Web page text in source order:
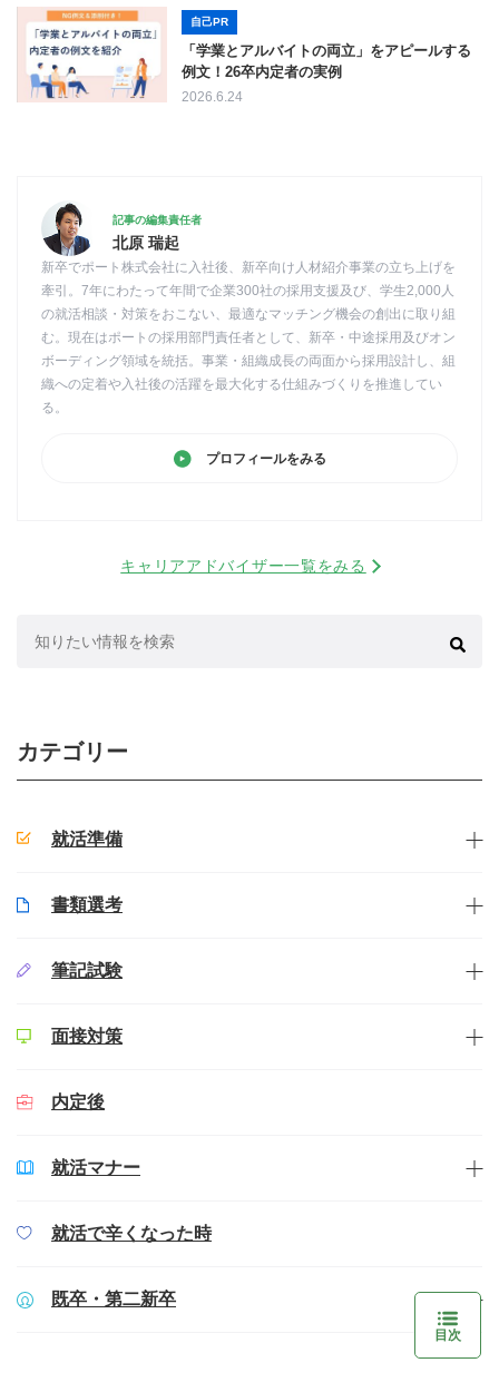
自己PR
「学業とアルバイトの両立」をアピールする
例文！26卒内定者の実例
2026.6.24
記事の編集責任者
北原 瑞起
新卒でポート株式会社に入社後、新卒向け人材紹介事業の立ち上げを
牽引。7年にわたって年間で企業300社の採用支援及び、学生2,000人
の就活相談・対策をおこない、最適なマッチング機会の創出に取り組
む。現在はポートの採用部門責任者として、新卒・中途採用及びオン
ボーディング領域を統括。事業・組織成長の両面から採用設計し、組
織への定着や入社後の活躍を最大化する仕組みづくりを推進してい
る。
プロフィールをみる
キャリアアドバイザー一覧をみる
カテゴリー
就活準備
書類選考
筆記試験
面接対策
内定後
就活マナー
就活で辛くなった時
既卒・第二新卒
目次